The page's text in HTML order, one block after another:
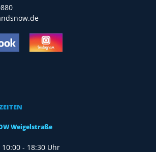
Weigelstraße
10:00 - 18:30 Uhr